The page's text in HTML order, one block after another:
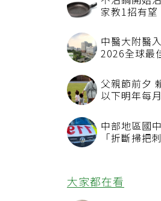
不沾鍋開始
家教1招有
中醫大附醫
2026全球
選 四葉績
父親節前夕
以下明年每
中部地區國
「折斷掃把
大家都在看